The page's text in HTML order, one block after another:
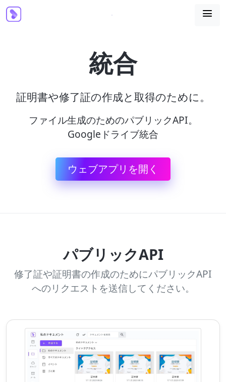

統合
証明書や修了証の作成と取得のために。
ファイル生成のためのパブリックAPI。
Googleドライブ統合
ウェブアプリを開く
パブリックAPI
修了証や証明書の作成のためにパブリックAPI
へのリクエストを送信してください。